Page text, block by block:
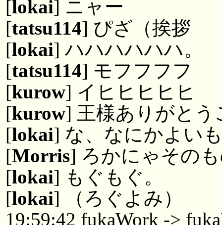
[lokai] ニャー
[tatsu114] ぴざ（挨拶
[lokai] ハハハハハハ。
[tatsu114] モフフフフ
[kurow] イヒヒヒヒヒ
[kurow] 王様ありがと
[lokai] な、なにかよい
[Morris] ろかにゃその
[lokai] もぐもぐ。
[lokai] （ろぐよみ）
19:59:42 fukaWork ->